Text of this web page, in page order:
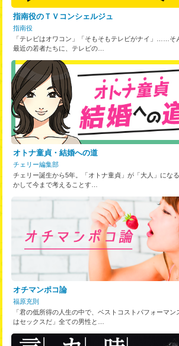
指南役のＴＶコンシェルジュ
指南役
「テレビはオワコン」「そもそもテレビがナイ」……そ
最近の若者たちに、テレビの…
オトナ童貞・結婚への道
チェリー編集部
チェリー誕生から5年。「オトナ童貞」が「大人」にな
かして今まで考えることす…
オチマンポコ論
福原充則
「君の低所得の人生の中で、ベストコストパフォーマン
はセックスだ」全ての男性と…